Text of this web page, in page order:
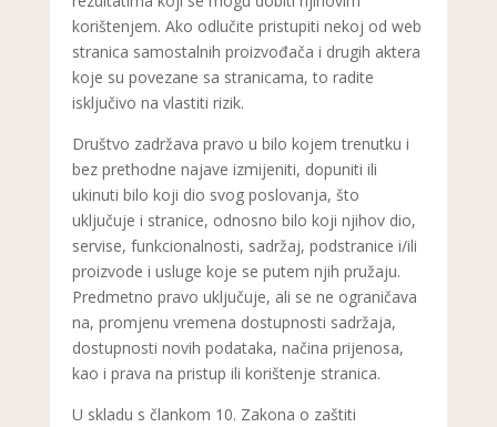
korištenjem. Ako odlučite pristupiti nekoj od web
stranica samostalnih proizvođača i drugih aktera
koje su povezane sa stranicama, to radite
isključivo na vlastiti rizik.
Društvo zadržava pravo u bilo kojem trenutku i
bez prethodne najave izmijeniti, dopuniti ili
ukinuti bilo koji dio svog poslovanja, što
uključuje i stranice, odnosno bilo koji njihov dio,
servise, funkcionalnosti, sadržaj, podstranice i/ili
proizvode i usluge koje se putem njih pružaju.
Predmetno pravo uključuje, ali se ne ograničava
na, promjenu vremena dostupnosti sadržaja,
dostupnosti novih podataka, načina prijenosa,
kao i prava na pristup ili korištenje stranica.
U skladu s člankom 10. Zakona o zaštiti